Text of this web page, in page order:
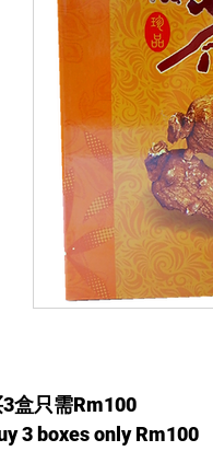
盒只需Rm100
3 boxes only Rm100